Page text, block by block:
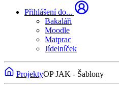
Přihlášení do...
Bakaláři
Moodle
Matprac
Jídelníček
ProjektyOP JAK - Šablony